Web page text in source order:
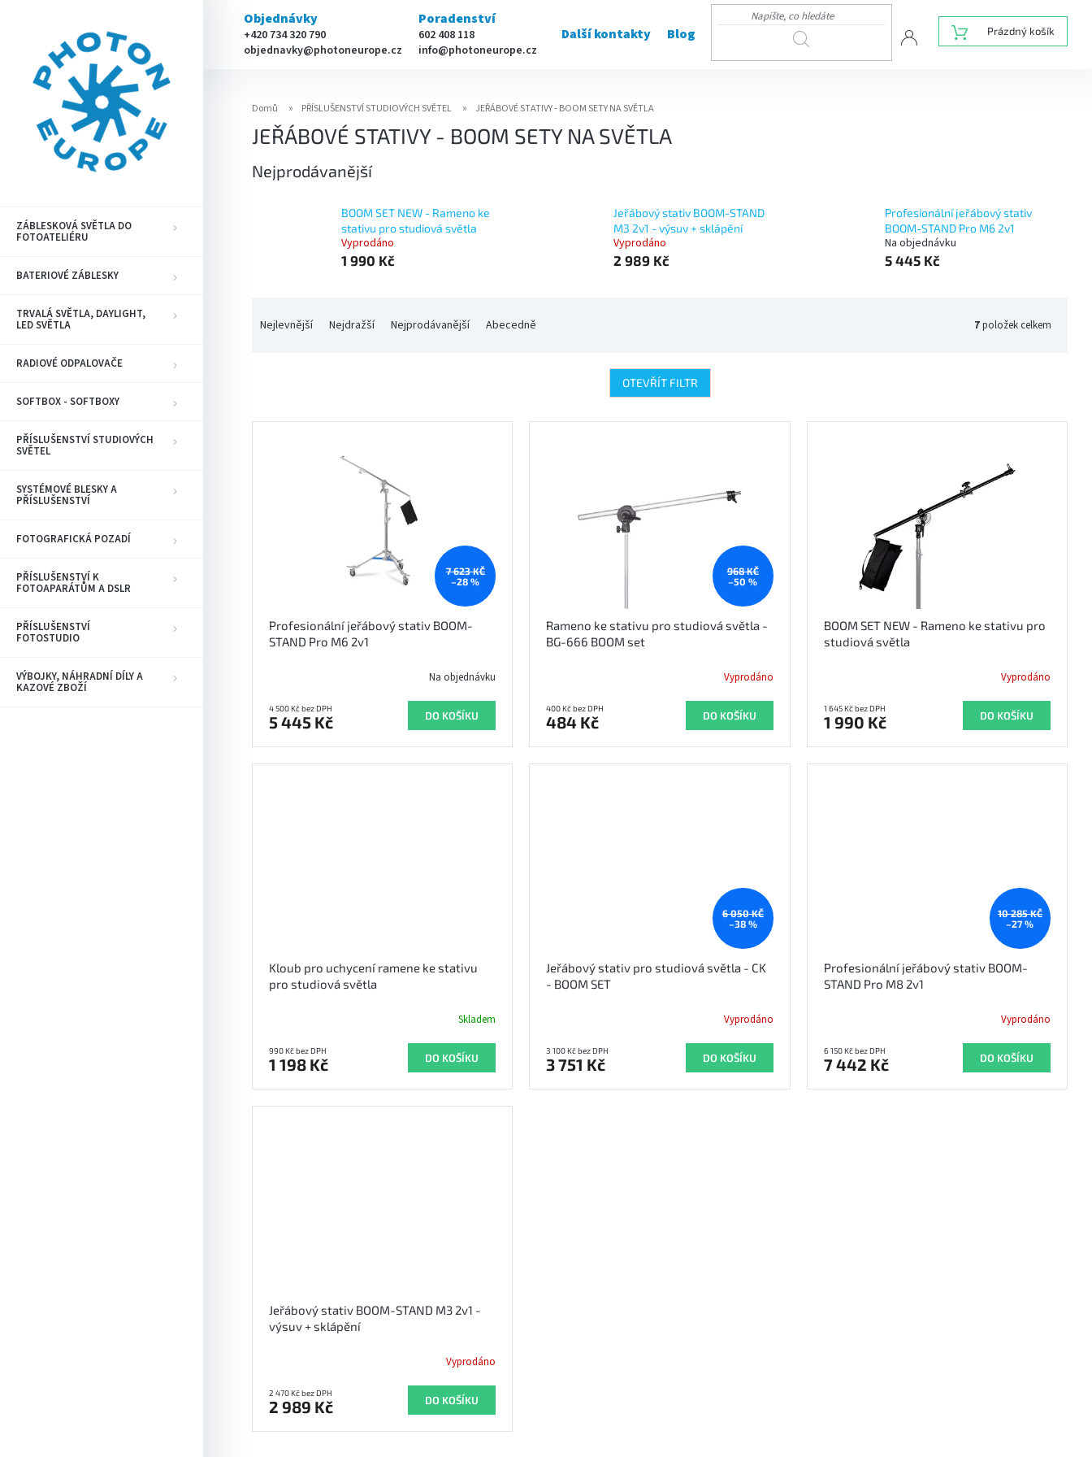
Objednávky
+420 734 320 790
objednavky@photoneurope.cz
Poradenství
602 408 118
info@photoneurope.cz
Další kontakty Blog HLEDAT
NÁKUPNÍ
KOŠÍK
Prázdný košík
ZÁBLESKOVÁ SVĚTLA DO
FOTOATELIÉRU
BATERIOVÉ ZÁBLESKY
TRVALÁ SVĚTLA, DAYLIGHT,
LED SVĚTLA
RADIOVÉ ODPALOVAČE
SOFTBOX - SOFTBOXY
PŘÍSLUŠENSTVÍ STUDIOVÝCH
SVĚTEL
SYSTÉMOVÉ BLESKY A
PŘÍSLUŠENSTVÍ
FOTOGRAFICKÁ POZADÍ
PŘÍSLUŠENSTVÍ K
FOTOAPARÁTŮM A DSLR
PŘÍSLUŠENSTVÍ
FOTOSTUDIO
VÝBOJKY, NÁHRADNÍ DÍLY A
KAZOVÉ ZBOŽÍ
Domů PŘÍSLUŠENSTVÍ STUDIOVÝCH SVĚTEL JEŘÁBOVÉ STATIVY - BOOM SETY NA SVĚTLA
JEŘÁBOVÉ STATIVY - BOOM SETY NA SVĚTLA
Nejprodávanější
BOOM SET NEW - Rameno ke
stativu pro studiová světla
Vyprodáno
1 990 Kč
Jeřábový stativ BOOM-STAND
M3 2v1 - výsuv + sklápění
Vyprodáno
2 989 Kč
Profesionální jeřábový stativ
BOOM-STAND Pro M6 2v1
Na objednávku
5 445 Kč
Nejlevnější Nejdražší Nejprodávanější Abecedně 7položek celkem
OTEVŘÍT FILTR
V
7 623 KČ
–28 %
Profesionální jeřábový stativ BOOM-
STAND Pro M6 2v1
Na objednávku
4 500 Kč bez DPH
5 445 Kč DO KOŠÍKU
968 KČ
–50 %
Rameno ke stativu pro studiová světla -
BG-666 BOOM set
Vyprodáno
400 Kč bez DPH
484 Kč DO KOŠÍKU
BOOM SET NEW - Rameno ke stativu pro
studiová světla
Vyprodáno
1 645 Kč bez DPH
1 990 Kč DO KOŠÍKU
Kloub pro uchycení ramene ke stativu
pro studiová světla
Skladem
990 Kč bez DPH
1 198 Kč DO KOŠÍKU
6 050 KČ
–38 %
Jeřábový stativ pro studiová světla - CK
- BOOM SET
Vyprodáno
3 100 Kč bez DPH
3 751 Kč DO KOŠÍKU
10 285 KČ
–27 %
Profesionální jeřábový stativ BOOM-
STAND Pro M8 2v1
Vyprodáno
6 150 Kč bez DPH
7 442 Kč DO KOŠÍKU
Jeřábový stativ BOOM-STAND M3 2v1 -
výsuv + sklápění
Vyprodáno
2 470 Kč bez DPH
2 989 Kč DO KOŠÍKU